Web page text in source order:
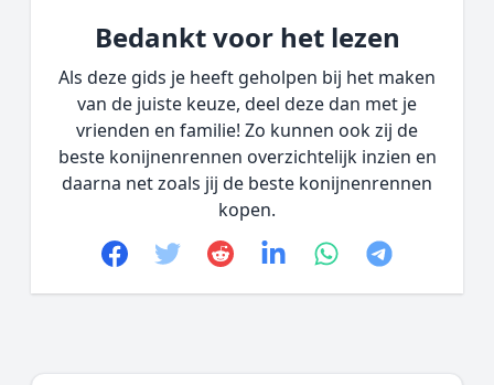
Bedankt voor het lezen
Als deze gids je heeft geholpen bij het maken
van de juiste keuze, deel deze dan met je
vrienden en familie! Zo kunnen ook zij de
beste konijnenrennen overzichtelijk inzien en
daarna net zoals jij de beste konijnenrennen
kopen.
Facebook
TwitterRedditlinkedinwhatsapp
telegram